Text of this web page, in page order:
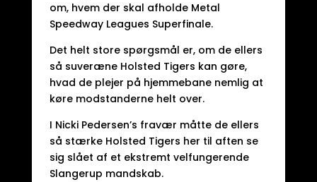
om, hvem der skal afholde Metal
Speedway Leagues Superfinale.
Det helt store spørgsmål er, om de ellers
så suveræne Holsted Tigers kan gøre,
hvad de plejer på hjemmebane nemlig at
køre modstanderne helt over.
I Nicki Pedersen’s fravær måtte de ellers
så stærke Holsted Tigers her til aften se
sig slået af et ekstremt velfungerende
Slangerup mandskab.